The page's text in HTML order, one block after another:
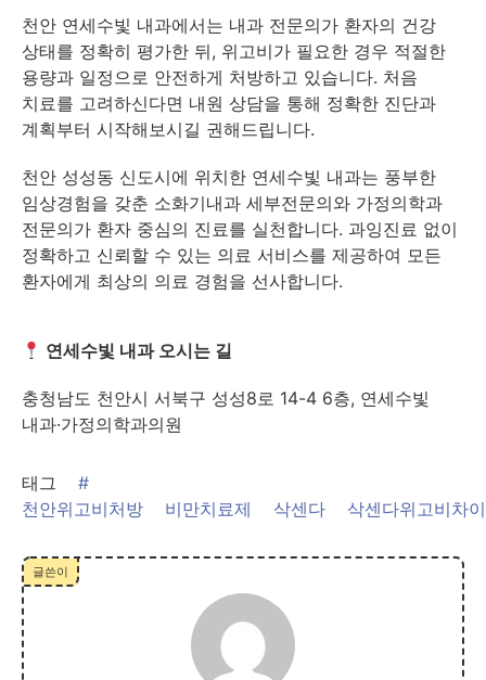
천안 연세수빛 내과에서는 내과 전문의가 환자의 건강
상태를 정확히 평가한 뒤, 위고비가 필요한 경우 적절한
용량과 일정으로 안전하게 처방하고 있습니다. 처음
치료를 고려하신다면 내원 상담을 통해 정확한 진단과
계획부터 시작해보시길 권해드립니다.
천안 성성동 신도시에 위치한 연세수빛 내과는 풍부한
임상경험을 갖춘 소화기내과 세부전문의와 가정의학과
전문의가 환자 중심의 진료를 실천합니다. 과잉진료 없이
정확하고 신뢰할 수 있는 의료 서비스를 제공하여 모든
환자에게 최상의 의료 경험을 선사합니다.
연세수빛 내과 오시는 길
충청남도 천안시 서북구 성성8로 14-4 6층, 연세수빛
내과·가정의학과의원
태그
#
천안위고비처방
비만치료제 삭센다 삭센다위고비차
글쓴이